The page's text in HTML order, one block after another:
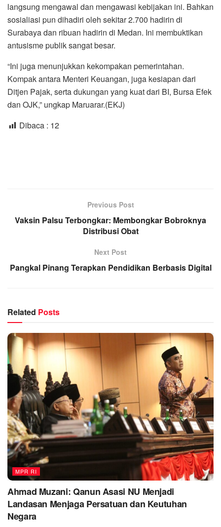
langsung mengawal dan mengawasi kebijakan ini. Bahkan
sosialiasi pun dihadiri oleh sekitar 2.700 hadirin di
Surabaya dan ribuan hadirin di Medan. Ini membuktikan
antusisme publik sangat besar.
“Ini juga menunjukkan kekompakan pemerintahan.
Kompak antara Menteri Keuangan, juga kesiapan dari
Ditjen Pajak, serta dukungan yang kuat dari BI, Bursa Efek
dan OJK,” ungkap Maruarar.(EKJ)
Dibaca : 12
Previous Post
Vaksin Palsu Terbongkar: Membongkar Bobroknya
Distribusi Obat
Next Post
Pangkal Pinang Terapkan Pendidikan Berbasis Digital
Related Posts
MPR RI
Ahmad Muzani: Qanun Asasi NU Menjadi
Landasan Menjaga Persatuan dan Keutuhan
Negara